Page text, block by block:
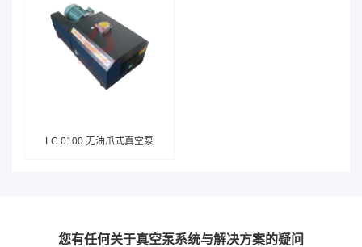
LC 0100 无油爪式真空泵
您有任何关于真空泵系统与解决方案的疑问